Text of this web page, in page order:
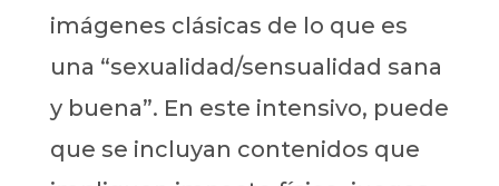
imágenes clásicas de lo que es
una “sexualidad/sensualidad sana
y buena”. En este intensivo, puede
que se incluyan contenidos que